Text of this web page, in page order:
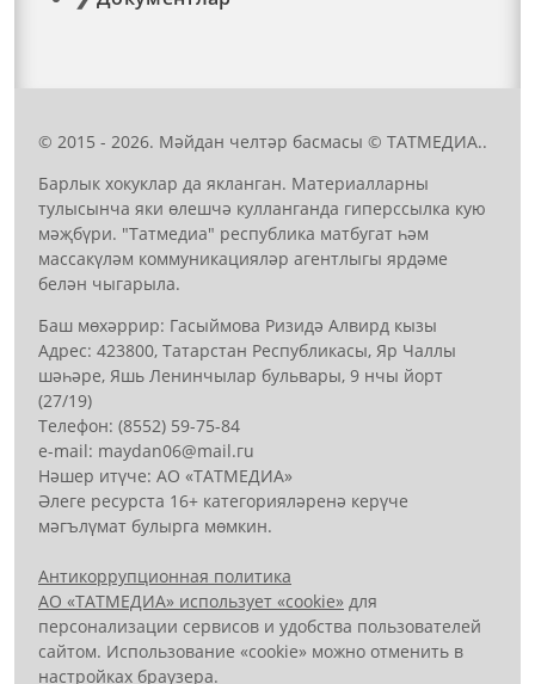
© 2015 - 2026. Мәйдан челтәр басмасы © ТАТМЕДИА..
Барлык хокуклар да якланган. Материалларны
тулысынча яки өлешчә кулланганда гиперссылка кую
мәҗбүри. "Татмедиа" республика матбугат һәм
массакүләм коммуникацияләр агентлыгы ярдәме
белән чыгарыла.
Баш мөхәррир: Гасыймова Ризидә Алвирд кызы
Адрес: 423800, Татарстан Республикасы, Яр Чаллы
шәһәре, Яшь Ленинчылар бульвары, 9 нчы йорт
(27/19)
Телефон: (8552) 59-75-84
е-mail: mауdаn06@mail.гu
Нәшер итүче: АО «ТАТМЕДИА»
Әлеге ресурста 16+ категорияләренә керүче
мәгълүмат булырга мөмкин.
Антикоррупционная политика
АО «ТАТМЕДИА» использует «cookie» для
персонализации сервисов и удобства пользователей
сайтом. Использование «cookie» можно отменить в
настройках браузера.